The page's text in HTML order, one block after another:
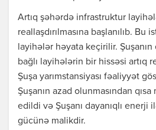
Artıq şəhərdə infrastruktur
reallaşdırılmasına başlanılıb. Bu
layihələr həyata keçirilir.
bağlı layihələrin bir hissəsi artıq
Şuşa yarımstansiyası fəaliyyət
Şuşanın azad olunmasından
edildi və Şuşanı dayanıqlı enerji
gücünə malikdir.